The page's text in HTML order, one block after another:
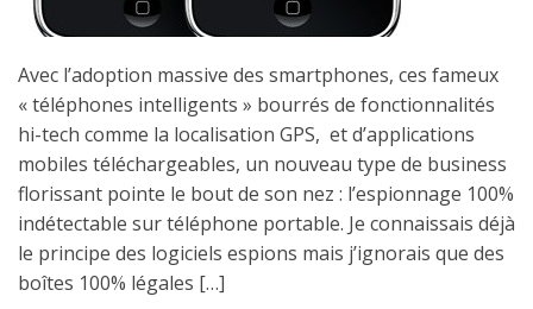
Avec l’adoption massive des smartphones, ces fameux
« téléphones intelligents » bourrés de fonctionnalités
hi-tech comme la localisation GPS, et d’applications
mobiles téléchargeables, un nouveau type de business
florissant pointe le bout de son nez : l’espionnage 100%
indétectable sur téléphone portable. Je connaissais déjà
le principe des logiciels espions mais j’ignorais que des
boîtes 100% légales […]